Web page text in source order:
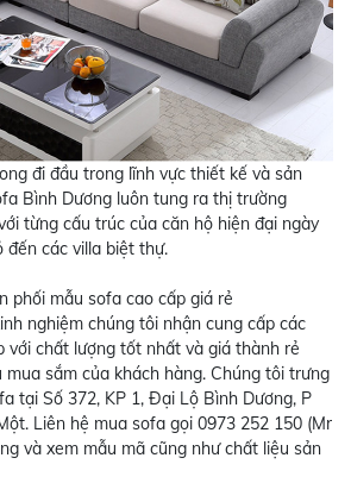
đi đầu trong lĩnh vực thiết kế và sản
Bình Dương luôn tung ra thị trường
từng cấu trúc của căn hộ hiện đại ngày
đến các villa biệt thự.
phối mẫu sofa cao cấp giá rẻ
nghiệm chúng tôi nhận cung cấp các
với chất lượng tốt nhất và giá thành rẻ
sắm của khách hàng. Chúng tôi trưng
tại Số 372, KP 1, Đại Lộ Bình Dương, P
Liên hệ mua sofa gọi 0973 252 150 (Mr
và xem mẫu mã cũng như chất liệu sản